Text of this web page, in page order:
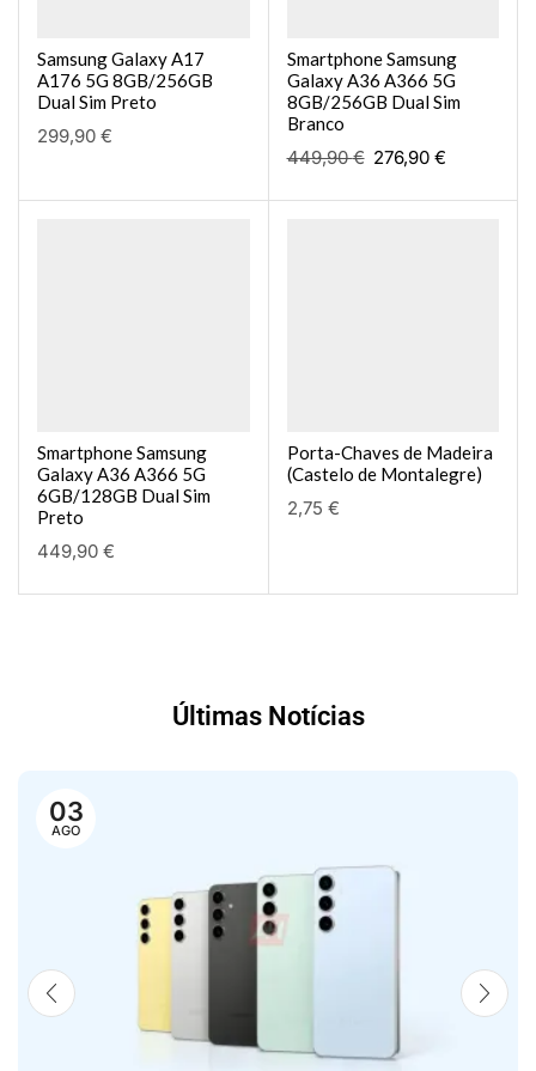
Samsung Galaxy A17
A176 5G 8GB/256GB
Dual Sim Preto
299,90 €
Smartphone Samsung
Galaxy A36 A366 5G
8GB/256GB Dual Sim
Branco
449,90€ 276,90 €
Smartphone Samsung
Galaxy A36 A366 5G
6GB/128GB Dual Sim
Preto
449,90 €
Porta-Chaves de Madeira
(Castelo de Montalegre)
2,75 €
Últimas Notícias
03
AGO